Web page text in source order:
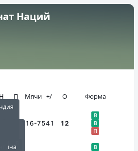
Наций
Н П Мячи +/- О Форма
116-7541 12
В
В
П
В